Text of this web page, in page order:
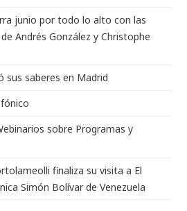
junio por todo lo alto con las
Andrés González y Christophe
sus saberes en Madrid
sobre Programas y
finaliza su visita a El
Simón Bolívar de Venezuela